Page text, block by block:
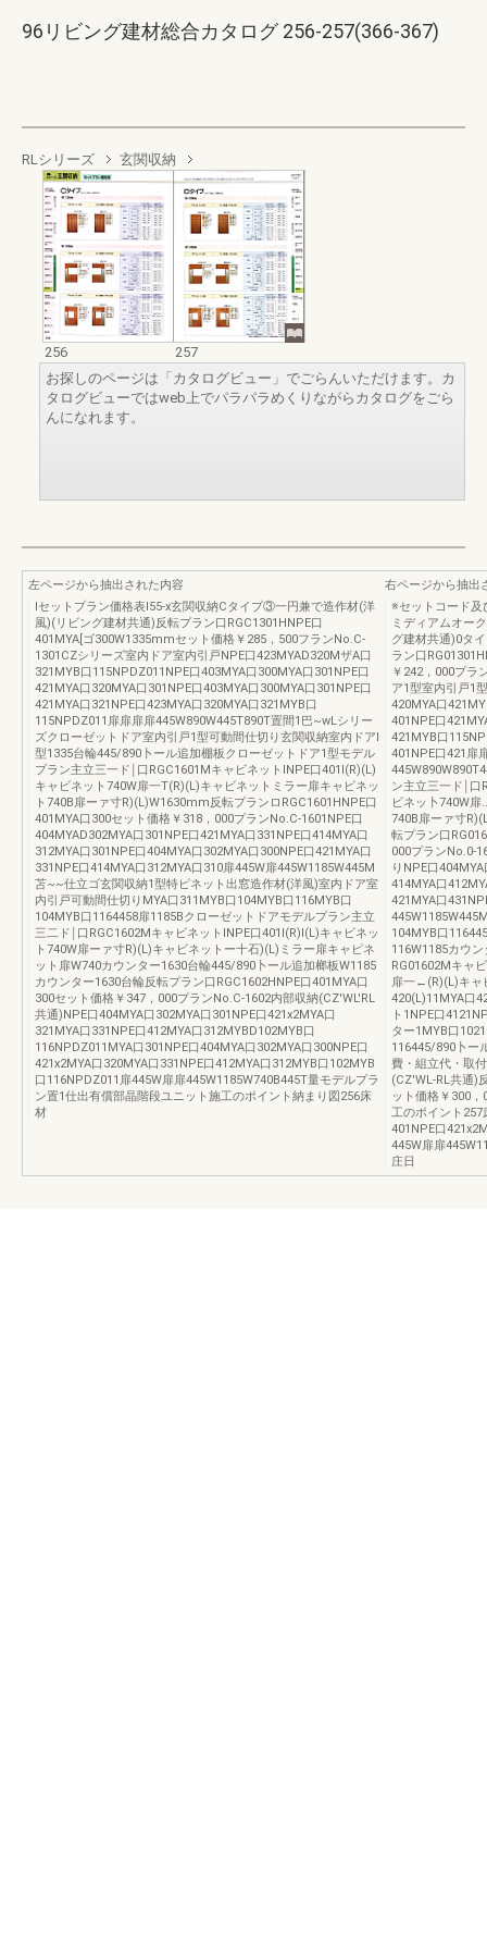
96リビング建材総合カタログ 256-257(366-367)
RLシリーズ 玄関収納
256
257
お探しのページは「カタログビュー」でごらんいただけます。カ
タログビューではweb上でパラパラめくりながらカタログをごら
んになれます。
左ページから抽出された内容
lセットプラン価格表l55-x玄関収納Cタイプ③一円兼で造作材(洋
風)(リビング建材共通)反転プラン口RGC1301HNPE口
401MYA[ゴ300W1335mmセット価格￥285，500フランNo.C-
1301CZシリーズ室内ドア室内引戸NPE口423MYAD320MザA口
321MYB口115NPDZ011NPE口403MYA口300MYA口301NPE口
421MYA口320MYA口301NPE口403MYA口300MYA口301NPE口
421MYA口321NPE口423MYA口320MYA口321MYB口
115NPDZ011扉扉扉扉445W890W445T890T置間1巴~wLシリー
ズクローゼットドア室内引戸1型可動間仕切り玄関収納室内ドアI
型1335台輪445/890卜ール追加棚板クローゼットドア1型モデル
プラン主立三一ド￨口RGC1601MキャビネットINPE口401I(R)(L)
キャビネット740W扉一T(R)(L)キャビネットミラー扉キャビネッ
ト740B扉ーァ寸R)(L)W1630mm反転プランロRGC1601HNPE口
401MYA口300セット価格￥318，000プランNo.C-1601NPE口
404MYAD302MYA口301NPE口421MYA口331NPE口414MYA口
312MYA口301NPE口404MYA口302MYA口300NPE口421MYA口
331NPE口414MYA口312MYA口310扉445W扉445W1185W445M
苫~~仕立ゴ玄関収納1型特ピネット出窓造作材(洋風)室内ドア室
内引戸可動間仕切りMYA口311MYB口104MYB口116MYB口
104MYB口1164458扉1185Bクローゼットドアモデルプラン主立
三二ド￨口RGC1602MキャビネットINPE口401I(R)I(L)キャビネッ
ト740W扉ーァ寸R)(L)キャビネットー十石)(L)ミラー扉キャピネ
ット扉W740カウンター1630台輪445/890卜ール追加榔板W1185
カウンター1630台輪反転プラン口RGC1602HNPE口401MYA口
300セット価格￥347，000プランNo.C-1602内部収納(CZ'WL'RL
共通)NPE口404MYA口302MYA口301NPE口421x2MYA口
321MYA口331NPE口412MYA口312MYBD102MYB口
116NPDZ011MYA口301NPE口404MYA口302MYA口300NPE口
421x2MYA口320MYA口331NPE口412MYA口312MYB口102MYB
口116NPDZ011扉445W扉扉445W1185W740B445T量モデルプラ
ン置1仕出有償部晶階段ユニット施工のポイント納まり図256床
材
右ページから抽出
※セットコード及
ミディアムオー
グ建材共通)0タ
ラン口
￥242，000プラ
ア1型室内引戸1
420MYA口
401NPE口
421MYB口
401NPE口421扉
ン主立三一ド￨口
ビネッ卜740W
740B扉ーァ寸
転プラン口
000プランNo.0-
りNPE口
414MYA口
421MYA口
104MYB口
116W1185カウ
RG01602Mキャ
扉一←(R)(L)キャ
420(L)11MYA口
ト1NPE口
ター1MYB口
116445/890卜ー
費・組立代・取
(CZ'WL-RL共通)
ット価格￥300
工のポイント257
401NPE口
445W扉扉
庄日